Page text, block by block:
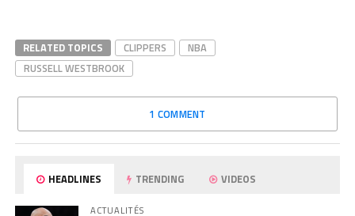
RELATED TOPICS CLIPPERS
NBA
RUSSELL WESTBROOK
1 COMMENT
HEADLINES TRENDING VIDEOS
ACTUALITÉS